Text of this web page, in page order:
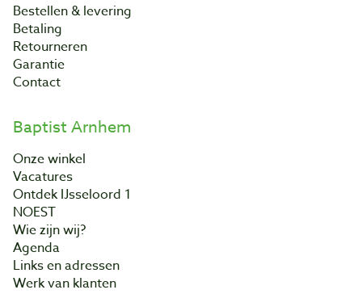
Bestellen & levering
Betaling
Retourneren
Garantie
Contact
Baptist Arnhem
Onze winkel
Vacatures
Ontdek IJsseloord 1
NOEST
Wie zijn wij?
Agenda
Links en adressen
Werk van klanten